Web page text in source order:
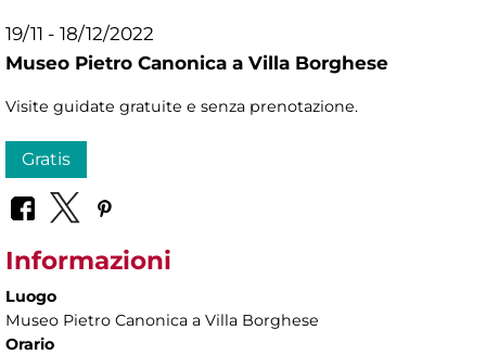
19/11 - 18/12/2022
Museo Pietro Canonica a Villa Borghese
Visite guidate gratuite e senza prenotazione.
Gratis
Informazioni
Luogo
Museo Pietro Canonica a Villa Borghese
Orario